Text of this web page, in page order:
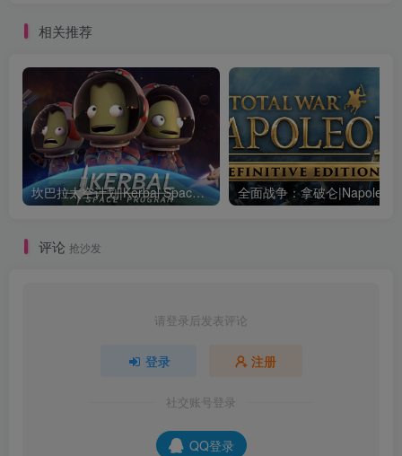
相关推荐
坎巴拉太空计划|Kerbal Space Program|1.12.5.3190|整合全DLC
评论 抢沙发
请登录后发表评论
登录 注册
社交账号登录
QQ登录